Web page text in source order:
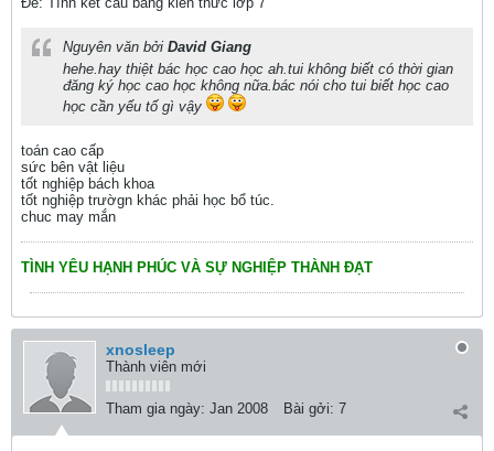
Nguyên văn bởi David Giang
hehe.hay thiệt bác học cao học ah.tui không biết có thời gian
đăng ký học cao học không nữa.bác nói cho tui biết học cao
học cần yếu tố gì vậy
toán cao cấp
sức bên vật liệu
tốt nghiệp bách khoa
tốt nghiệp trườgn khác phải học bổ túc.
chuc may mắn
TÌNH YÊU HẠNH PHÚC VÀ SỰ NGHIỆP THÀNH ĐẠT
xnosleep
Thành viên mới
Tham gia ngày: Jan 2008 Bài gởi: 7